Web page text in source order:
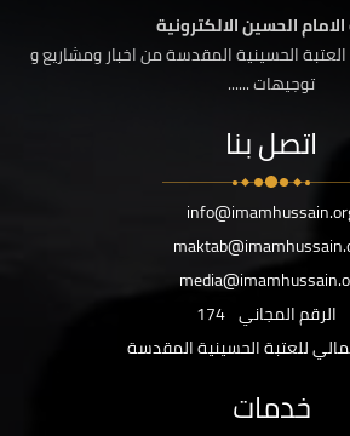
الامام الحسين الالكترونية
الحسينية المقدسة من اخبار ومشاريع و
توجيهات ......
اتصل بنا
الرقم المجاني 174
للعتبة الحسينية المقدسة
خدمات